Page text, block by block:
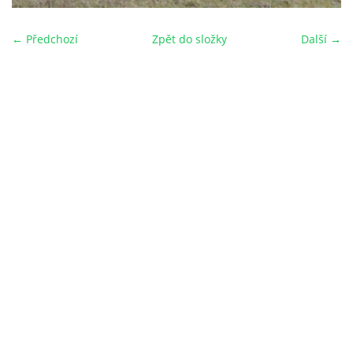
← Předchozí Další →
Zpět do složky